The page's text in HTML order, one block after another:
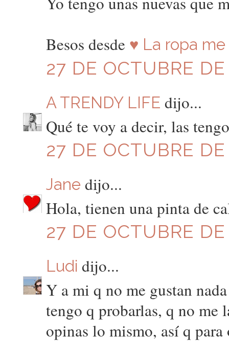
Besos desde ♥ La ropa
27 DE OCTUBRE
A TRENDY LIFE dijo...
Qué te voy a decir, las
27 DE OCTUBRE
Jane dijo...
Hola, tienen una pinta de
27 DE OCTUBRE
Ludi dijo...
Y a mi q no me gustan
tengo q probarlas, q no
opinas lo mismo, así q